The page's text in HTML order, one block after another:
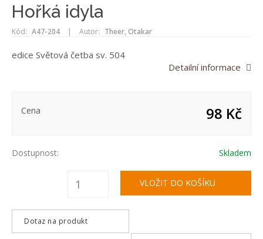
Hořká idyla
Kód: A47-204 | Autor: Theer, Otakar
edice Světová četba sv. 504
Detailní informace
Cena 98 Kč
Dostupnost: Skladem
Dotaz na produkt